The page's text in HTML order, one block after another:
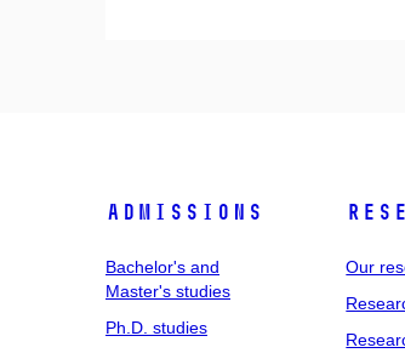
Admissions
Bachelor's and
Master's studies
Ph.D. studies
Our